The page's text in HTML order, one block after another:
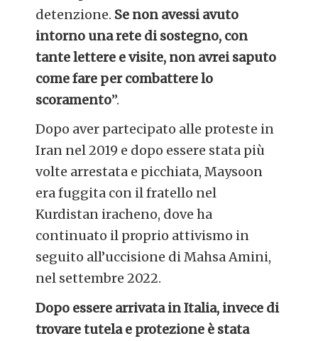
detenzione. Se non avessi avuto
intorno una rete di sostegno, con
tante lettere e visite, non avrei saputo
come fare per combattere lo
scoramento”.
Dopo aver partecipato alle proteste in
Iran nel 2019 e dopo essere stata più
volte arrestata e picchiata, Maysoon
era fuggita con il fratello nel
Kurdistan iracheno, dove ha
continuato il proprio attivismo in
seguito all’uccisione di Mahsa Amini,
nel settembre 2022.
Dopo essere arrivata in Italia, invece di
trovare tutela e protezione è stata